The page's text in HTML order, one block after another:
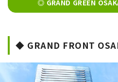
◎ GRAND GREEN
◆ GRAND FRONT